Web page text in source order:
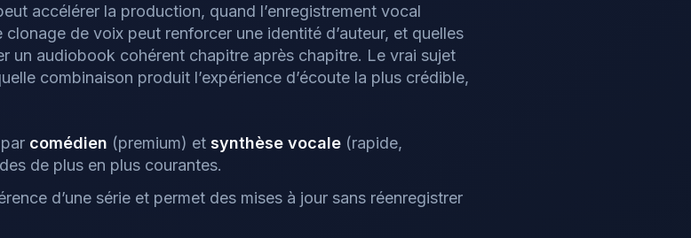
accélérer la production, quand l’enregistrement vocal
de voix peut renforcer une identité d’auteur, et quelles
un audiobook cohérent chapitre après chapitre. Le vrai sujet
combinaison produit l’expérience d’écoute la plus crédible,
comédien (premium) etsynthèse vocale (rapide,
de plus en plus courantes.
d’une série et permet des mises à jour sans réenregistrer